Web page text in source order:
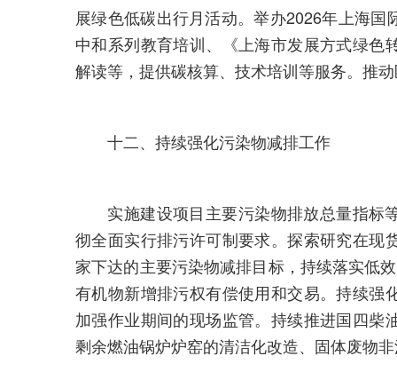
展绿色低碳出行月活动。举办2026年上海
中和系列教育培训、《上海市发展方式绿色
解读等，提供碳核算、技术培训等服务。推
十二、持续强化污染物减排工作
实施建设项目主要污染物排放总量指标
彻全面实行排污许可制要求。探索研究在现
家下达的主要污染物减排目标，持续落实低
有机物新增排污权有偿使用和交易。持续强
加强作业期间的现场监管。持续推进国四柴
剩余燃油锅炉炉窑的清洁化改造、固体废物